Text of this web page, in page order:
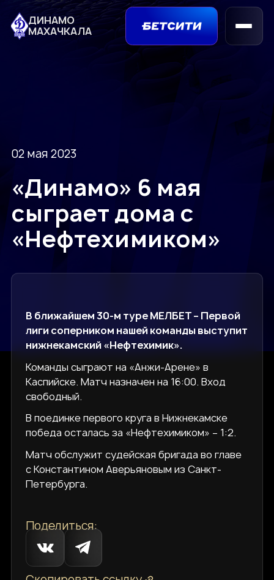
ДИНАМО
МАХАЧКАЛА
02 мая 2023
«Динамо» 6 мая
сыграет дома с
«Нефтехимиком»
В ближайшем 30-м туре МЕЛБЕТ – Первой
лиги соперником нашей команды выступит
нижнекамский «Нефтехимик».
Команды сыграют на «Анжи-Арене» в
Каспийске. Матч назначен на 16:00. Вход
свободный.
В поединке первого круга в Нижнекамске
победа осталась за «Нефтехимиком» – 1:2.
Матч обслужит судейская бригада во главе
с Константином Аверьяновым из Санкт-
Петербурга.
Поделиться: